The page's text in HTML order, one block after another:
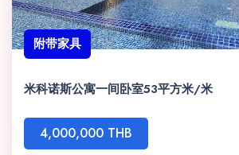
附带家具
米科诺斯公寓一间卧室53平方米/米
4,000,000 THB